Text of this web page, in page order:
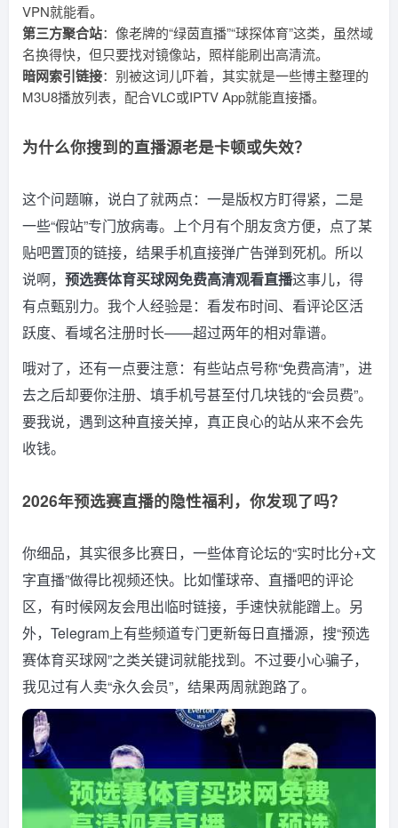
VPN就能看。
第三方聚合站：像老牌的“绿茵直播”“球探体育”这类，虽然域
名换得快，但只要找对镜像站，照样能刷出高清流。
暗网索引链接：别被这词儿吓着，其实就是一些博主整理的
M3U8播放列表，配合VLC或IPTV App就能直接播。
为什么你搜到的直播源老是卡顿或失效？
这个问题嘛，说白了就两点：一是版权方盯得紧，二是
一些“假站”专门放病毒。上个月有个朋友贪方便，点了某
贴吧置顶的链接，结果手机直接弹广告弹到死机。所以
说啊， 预选赛体育买球网免费高清观看直播这事儿，得
有点甄别力。我个人经验是：看发布时间、看评论区活
跃度、看域名注册时长——超过两年的相对靠谱。
哦对了，还有一点要注意：有些站点号称“免费高清”，进
去之后却要你注册、填手机号甚至付几块钱的“会员费”。
要我说，遇到这种直接关掉，真正良心的站从来不会先
收钱。
2026年预选赛直播的隐性福利，你发现了吗？
你细品，其实很多比赛日，一些体育论坛的“实时比分+文
字直播”做得比视频还快。比如懂球帝、直播吧的评论
区，有时候网友会甩出临时链接，手速快就能蹭上。另
外，Telegram上有些频道专门更新每日直播源，搜“预选
赛体育买球网”之类关键词就能找到。不过要小心骗子，
我见过有人卖“永久会员”，结果两周就跑路了。